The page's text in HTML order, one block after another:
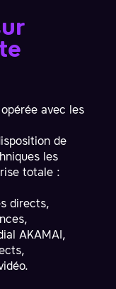
avec les
de
les
totale :
directs,
AKAMAI,